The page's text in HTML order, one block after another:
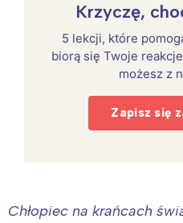
Krzyczę,
5 lekcji, które
biorą się Twoje
możesz z
Zapisz się
Chłopiec na krańcach